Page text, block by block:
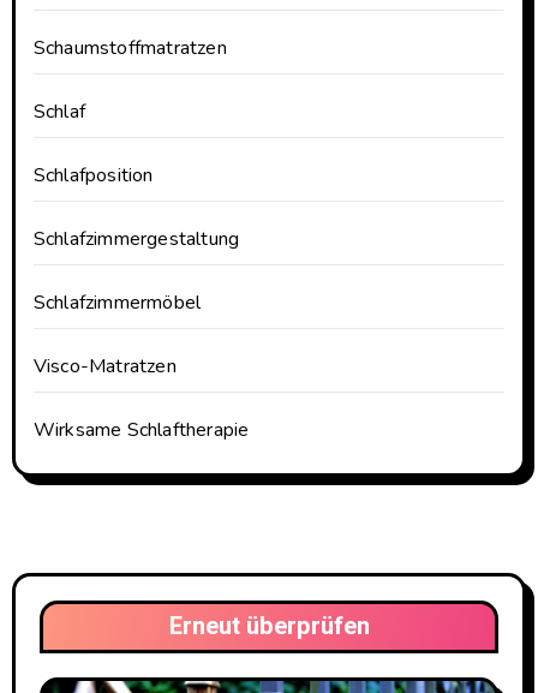
Schaumstoffmatratzen
Schlaf
Schlafposition
Schlafzimmergestaltung
Schlafzimmermöbel
Visco-Matratzen
Wirksame Schlaftherapie
Erneut überprüfen